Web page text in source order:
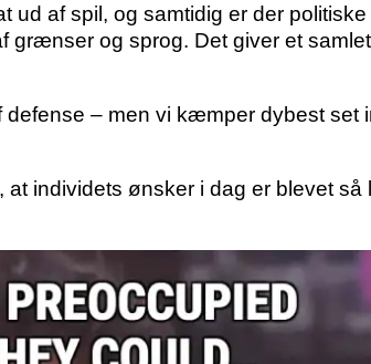
ud af spil, og samtidig er der politiske
grænser og sprog. Det giver et
defense – men vi kæmper dybest set
individets ønsker i dag er blevet så